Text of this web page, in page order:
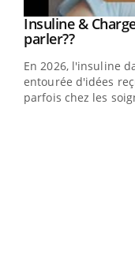
Youtube
Insuline &
parler??Youtube
En 2026, l'insuline
entourée d'idées
parfois chez les